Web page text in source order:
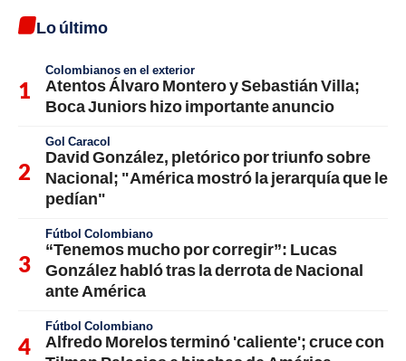
Lo último
Colombianos en el exterior
Atentos Álvaro Montero y Sebastián Villa;
Boca Juniors hizo importante anuncio
Gol Caracol
David González, pletórico por triunfo sobre
Nacional; "América mostró la jerarquía que le
pedían"
Fútbol Colombiano
“Tenemos mucho por corregir”: Lucas
González habló tras la derrota de Nacional
ante América
Fútbol Colombiano
Alfredo Morelos terminó 'caliente'; cruce con